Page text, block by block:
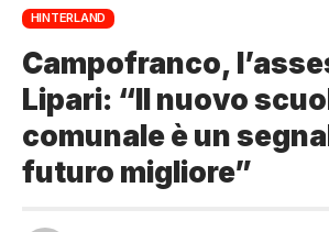
HINTERLAND
Campofranco,
Lipari: “Il nuovo
comunale è un
futuro migliore”